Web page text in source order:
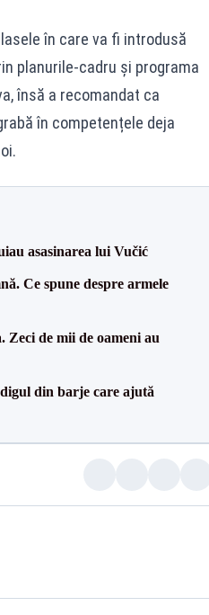
în care va fi introdusă
planurile-cadru și programa
însă a recomandat ca
în competențele deja
asasinarea lui Vučić
Ce spune despre armele
de mii de oameni au
din barje care ajută